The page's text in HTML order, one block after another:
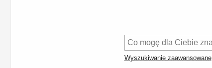
Wyszukiwanie zaawansowane